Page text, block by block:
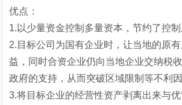
优点：
1.以少量资金控制多量资本，节约了控制
2.目标公司为国有企业时，让当地的原
益，同时合资企业仍向当地企业交纳税
政府的支持，从而突破区域限制等不利因
3.将目标企业的经营性资产剥离出来与